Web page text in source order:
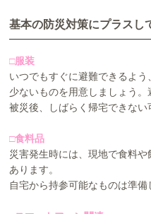
基本の防災対策にプラスし
□服装
いつでもすぐに避難できるよ
少ないものを用意しましょう。
被災後、しばらく帰宅できない
□食料品
災害発生時には、現地で食料
あります。
自宅から持参可能なものは準備